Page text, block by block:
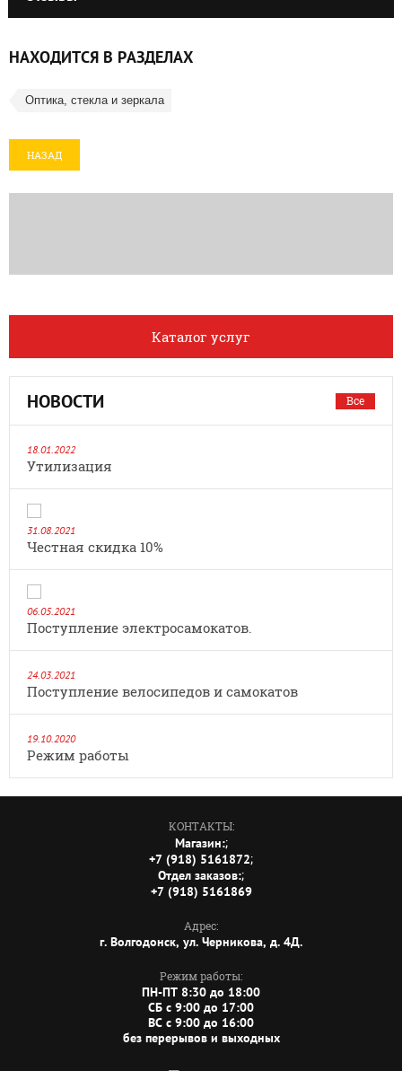
НАХОДИТСЯ В РАЗДЕЛАХ
Оптика, стекла и зеркала
НАЗАД
Каталог услуг
НОВОСТИ Все
18.01.2022
Утилизация
31.08.2021
Честная скидка 10%
06.05.2021
Поступление электросамокатов.
24.03.2021
Поступление велосипедов и самокатов
19.10.2020
Режим работы
КОНТАКТЫ:
Магазин:;
+7 (918) 5161872;
Отдел заказов:;
+7 (918) 5161869
Адрес:
г. Волгодонск, ул. Черникова, д. 4Д.
Режим работы:
ПН-ПТ 8:30 до 18:00
СБ c 9:00 до 17:00
ВС c 9:00 до 16:00
без перерывов и выходных